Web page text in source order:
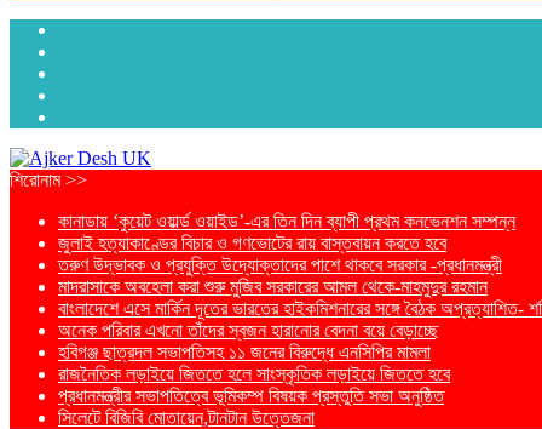
শিরোনাম >>
কানাডায় ‘কুয়েট ওয়ার্ল্ড ওয়াইড’-এর তিন দিন ব্যাপী প্রথম কনভেনশন সম্পন্ন
জুলাই হত্যাকাণ্ডের বিচার ও গণভোটের রায় বাস্তবায়ন করতে হবে
তরুণ উদ্ভাবক ও প্রযুক্তি উদ্যোক্তাদের পাশে থাকবে সরকার -প্রধানমন্ত্রী
মাদরাসাকে অবহেলা করা শুরু মুজিব সরকারের আমল থেকে-মাহমুদুর রহমান
বাংলাদেশে এসে মার্কিন দূতের ভারতের হাইকমিশনারের সঙ্গে বৈঠক অপ্রত্যাশিত-
অনেক পরিবার এখনো তাঁদের স্বজন হারানোর বেদনা বয়ে বেড়াচ্ছে
হবিগঞ্জ ছাত্রদল সভাপতিসহ ১১ জনের বিরুদ্ধে এনসিপির মামলা
রাজনৈতিক লড়াইয়ে জিততে হলে সাংস্কৃতিক লড়াইয়ে জিততে হবে
প্রধানমন্ত্রীর সভাপতিত্বে ভূমিকম্প বিষয়ক প্রস্তুতি সভা অনুষ্ঠিত
সিলেটে বিজিবি মোতায়েন,টানটান উত্তেজনা